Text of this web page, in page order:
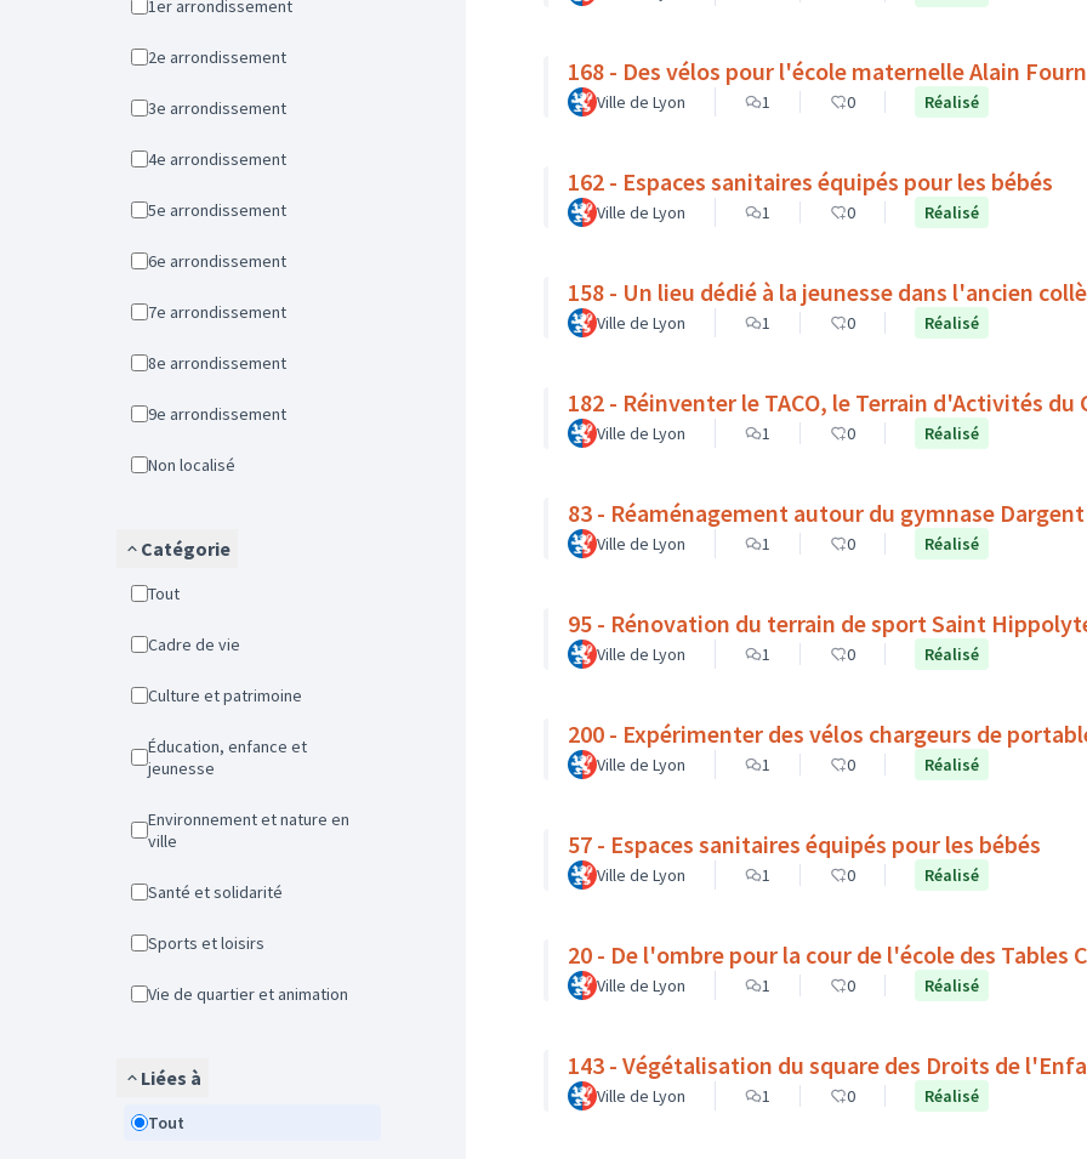
1er arrondissement
2e arrondissement
3e arrondissement
4e arrondissement
5e arrondissement
6e arrondissement
7e arrondissement
8e arrondissement
9e arrondissement
Non localisé
Catégorie
Tout
Cadre de vie
Culture et patrimoine
Éducation, enfance et
jeunesse
Environnement et nature en
ville
Santé et solidarité
Sports et loisirs
Vie de quartier et animation
Liées à
Tout
168 - Des vélos pour l'école maternelle Alain
Ville de Lyon 1 0 Réalisé
162 - Espaces sanitaires équipés pour les bébés
Ville de Lyon 1 0 Réalisé
158 - Un lieu dédié à la jeunesse dans l'ancien
Ville de Lyon 1 0 Réalisé
182 - Réinventer le TACO, le Terrain d'Activités du
Ville de Lyon 1 0 Réalisé
83 - Réaménagement autour du gymnase
Ville de Lyon 1 0 Réalisé
95 - Rénovation du terrain de sport Saint
Ville de Lyon 1 0 Réalisé
200 - Expérimenter des vélos chargeurs de
Ville de Lyon 1 0 Réalisé
57 - Espaces sanitaires équipés pour les bébés
Ville de Lyon 1 0 Réalisé
20 - De l'ombre pour la cour de l'école des Tables
Ville de Lyon 1 0 Réalisé
143 - Végétalisation du square des Droits de
Ville de Lyon 1 0 Réalisé